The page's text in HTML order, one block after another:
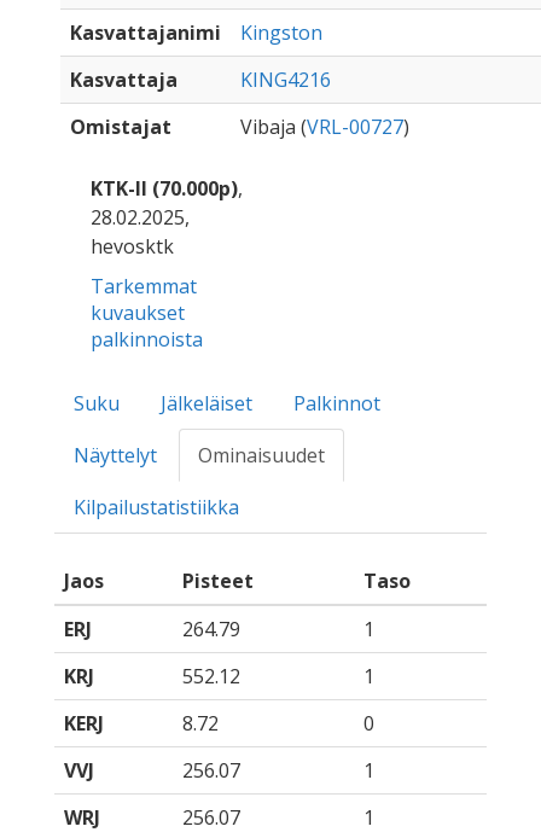
Kasvattajanimi
Kingston
Kasvattaja
KING4216
Omistajat
Vibaja (VRL-00727)
KTK-II (70.000p),
28.02.2025,
hevosktk
Tarkemmat
kuvaukset
palkinnoista
Suku Jälkeläiset
Palkinnot
Näyttelyt
Ominaisuudet
Kilpailustatistiikka
Jaos Pisteet
Taso
ERJ
264.79
1
KRJ
552.12
1
KERJ
8.72
0
VVJ
256.07
1
WRJ
256.07
1